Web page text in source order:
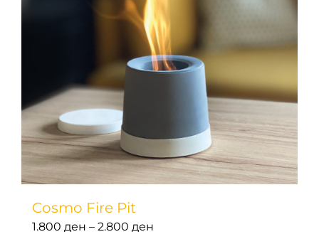
Cosmo Fire Pit
1.800 ден – 2.800 ден